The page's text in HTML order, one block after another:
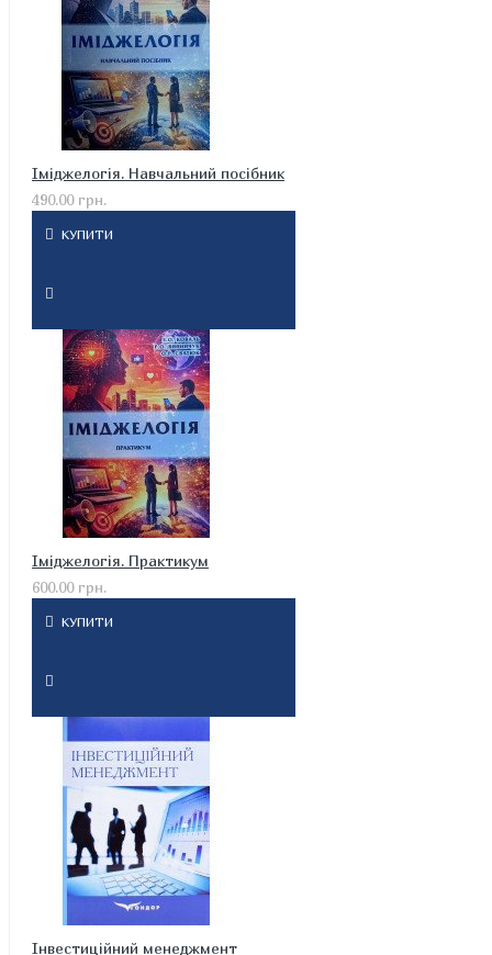
Іміджелогія. Навчальний посібник
490.00 грн.
КУПИТИ
Іміджелогія. Практикум
600.00 грн.
КУПИТИ
Інвестиційний менеджмент